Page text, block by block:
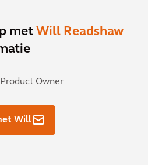
met Will Readshaw
Owner
Will